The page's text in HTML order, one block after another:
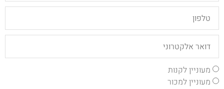
מעוניין לקנות
מעוניין למכור